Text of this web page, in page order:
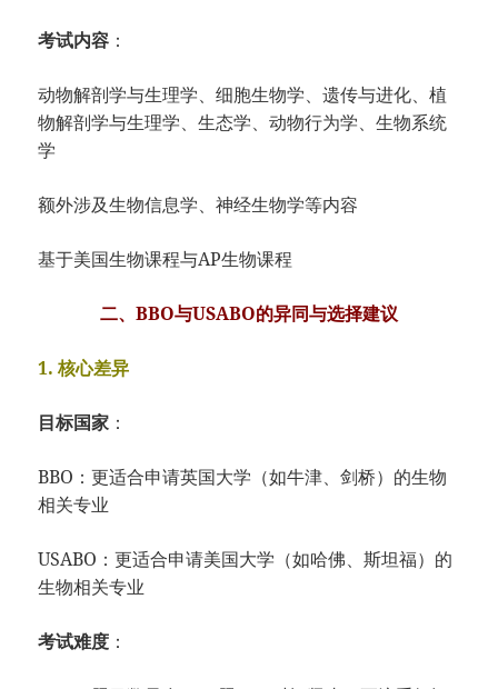
考试内容 ：
动物解剖学与生理学、细胞生物学、遗传与进化、植
物解剖学与生理学、生态学、动物行为学、生物系统
学
额外涉及生物信息学、神经生物学等内容
基于美国生物课程与AP生物课程
二、BBO与USABO的异同与选择建议
1. 核心差异
目标国家 ：
BBO：更适合申请英国大学（如牛津、剑桥）的生物
相关专业
USABO：更适合申请美国大学（如哈佛、斯坦福）的
生物相关专业
考试难度 ：